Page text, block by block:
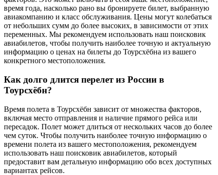
время года, насколько рано вы бронируете билет, выбранную
авиакомпанию и класс обслуживания. Цены могут колебаться
от небольших сумм до более высоких, в зависимости от этих
переменных. Мы рекомендуем использовать наш поисковик
авиабилетов, чтобы получить наиболее точную и актуальную
информацию о ценах на билеты до Тоурсхёбна из вашего
конкретного местоположения.
Как долго длится перелет из России в
Тоурсхёбн?
Время полета в Тоурсхёбн зависит от множества факторов,
включая место отправления и наличие прямого рейса или
пересадок. Полет может длиться от нескольких часов до более
чем суток. Чтобы получить наиболее точную информацию о
времени полета из вашего местоположения, рекомендуем
использовать наш поисковик авиабилетов, который
предоставит вам детальную информацию обо всех доступных
вариантах рейсов.